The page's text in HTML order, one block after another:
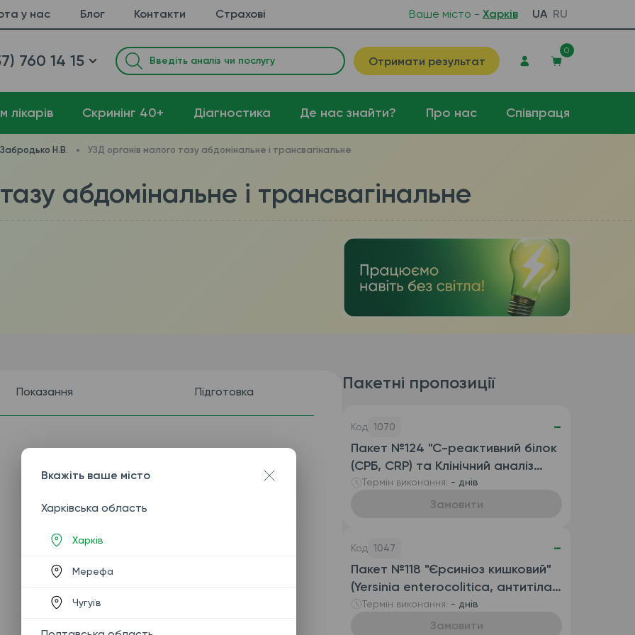
у нас Блог Контакти Страхові Ваше місто - Харків UA RU
760 14 15 Отримати результат
0
лікарів Cкринінг 40+ Діагностика Де нас знайти? Про нас Співпраця
Н.В. УЗД органів малого тазу абдомінальне і трансвагінальне
абдомінальне і трансвагінальне
Показання Підготовка Пакетні пропозиції
Код 1070 -
Пакет №124 "С-реактивний білок
(СРБ, CRP) та Клінічний аналіз
крові розгорнутий
(автоматизований з ШОЕ),
Термін виконання: - днів
Замовити
Код 1047 -
Пакет №118 "Єрсиніоз кишковий"
(Yersinia enterocolitica, антитіла
IgG та антитіла IgA)
Термін виконання: - днів
Замовити
Вкажіть ваше місто
Харківська область
Харків
Мерефа
Чугуїв